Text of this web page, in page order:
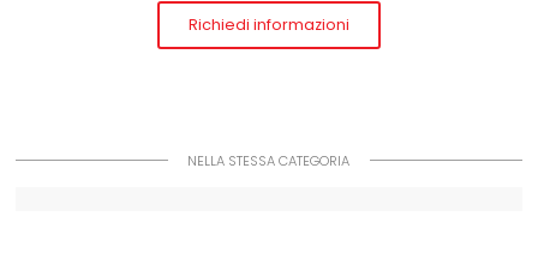
Richiedi informazioni
NELLA STESSA CATEGORIA